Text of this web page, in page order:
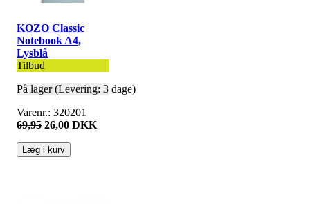
KOZO Classic
Notebook A4,
Lysblå
Tilbud
På lager (Levering: 3 dage)
Varenr.: 320201
69,95 26,00 DKK